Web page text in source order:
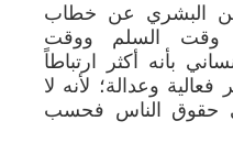
البشري عن خطاب
وقت السلم ووقت
بأنه أكثر ارتباطاً
فعالية وعدالة؛ لأنه لا
حقوق الناس فحسب